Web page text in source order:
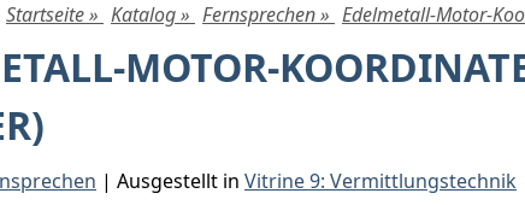
Startseite » Katalog » Fernsprechen » Edelmetall-Motor-
MOTOR-
| Ausgestellt in Vitrine 9: Vermittlungstechnik